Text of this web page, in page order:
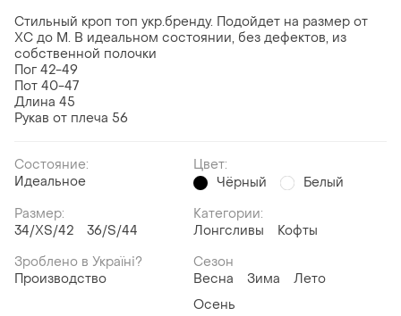
Стильный кроп топ укр.бренду. Подойдет на размер от
ХС до М. В идеальном состоянии, без дефектов, из
собственной полочки
Пог 42-49
Пот 40-47
Длина 45
Рукав от плеча 56
Состояние:
Идеальное
Цвет:
Чёрный
Белый
Размер:
34/XS/42
36/S/44
Категории:
Лонгсливы
Кофты
Зроблено в Україні?
Производство
Сезон
Весна
Зима
Лето
Осень